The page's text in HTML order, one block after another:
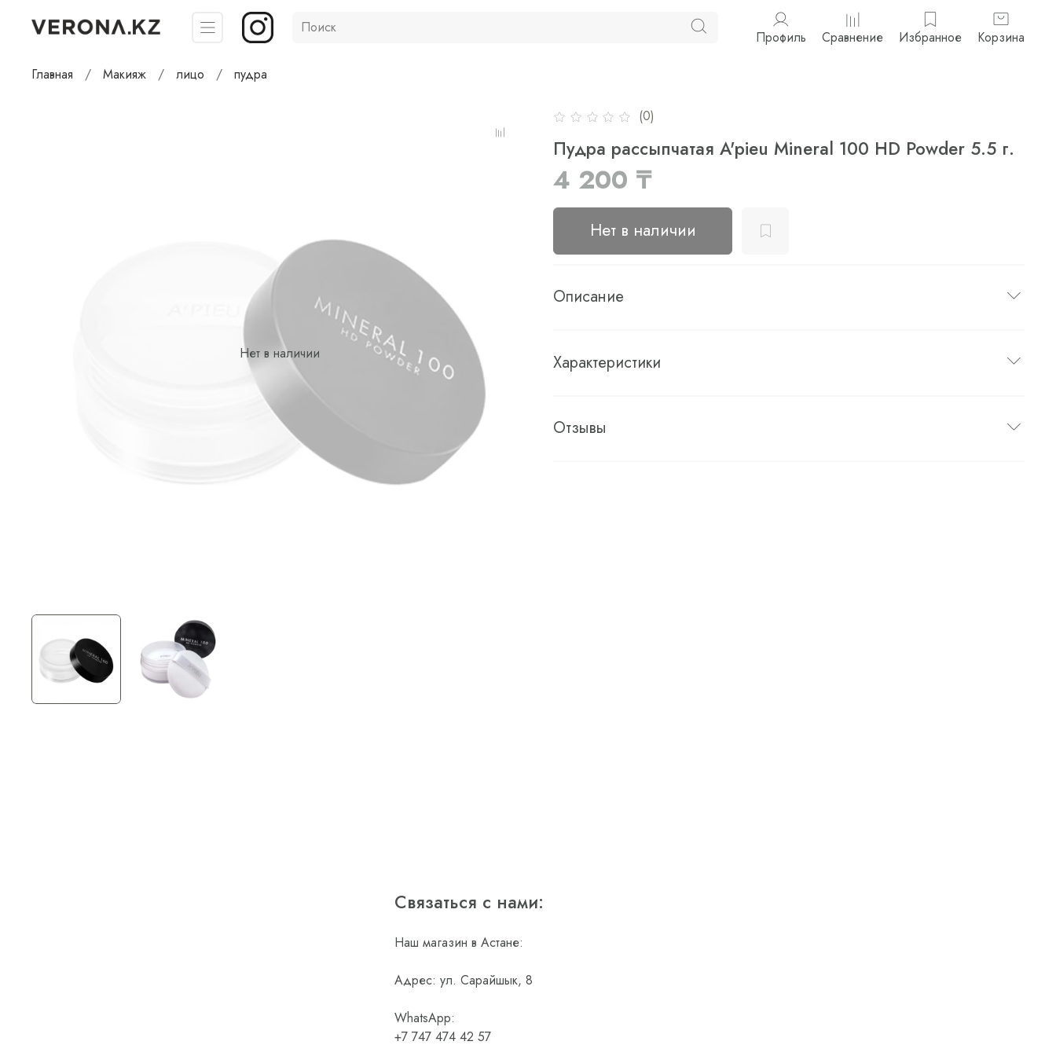
Профиль Сравнение Избранное Корзина
Главная Макияж лицо пудра
Нет в наличии
(0)
Пудра рассыпчатая A'pieu Mineral 100 HD Powder 5.5 г.
4 200 ₸
Нет в наличии
Описание
Характеристики
Отзывы
Связаться с нами:
Наш магазин в Астане:
Адрес: ул. Сарайшык, 8
WhatsApp:
+7 747 474 42 57